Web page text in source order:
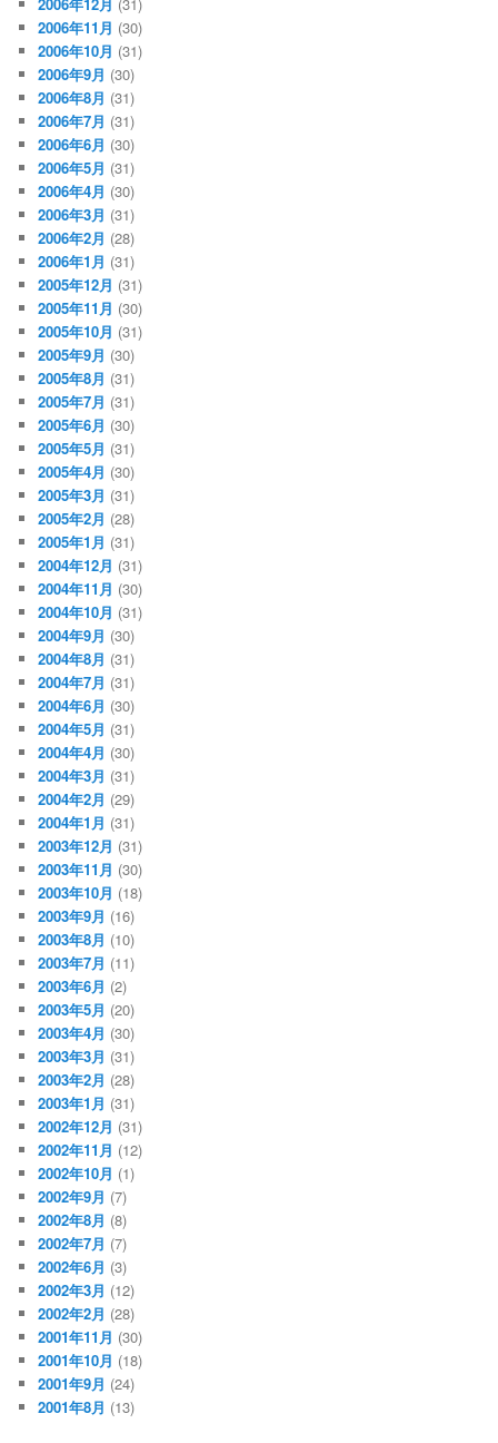
2006年11月 (30)
2006年10月 (31)
2006年9月 (30)
2006年8月 (31)
2006年7月 (31)
2006年6月 (30)
2006年5月 (31)
2006年4月 (30)
2006年3月 (31)
2006年2月 (28)
2006年1月 (31)
2005年12月 (31)
2005年11月 (30)
2005年10月 (31)
2005年9月 (30)
2005年8月 (31)
2005年7月 (31)
2005年6月 (30)
2005年5月 (31)
2005年4月 (30)
2005年3月 (31)
2005年2月 (28)
2005年1月 (31)
2004年12月 (31)
2004年11月 (30)
2004年10月 (31)
2004年9月 (30)
2004年8月 (31)
2004年7月 (31)
2004年6月 (30)
2004年5月 (31)
2004年4月 (30)
2004年3月 (31)
2004年2月 (29)
2004年1月 (31)
2003年12月 (31)
2003年11月 (30)
2003年10月 (18)
2003年9月 (16)
2003年8月 (10)
2003年7月 (11)
2003年6月 (2)
2003年5月 (20)
2003年4月 (30)
2003年3月 (31)
2003年2月 (28)
2003年1月 (31)
2002年12月 (31)
2002年11月 (12)
2002年10月 (1)
2002年9月 (7)
2002年8月 (8)
2002年7月 (7)
2002年6月 (3)
2002年3月 (12)
2002年2月 (28)
2001年11月 (30)
2001年10月 (18)
2001年9月 (24)
2001年8月 (13)